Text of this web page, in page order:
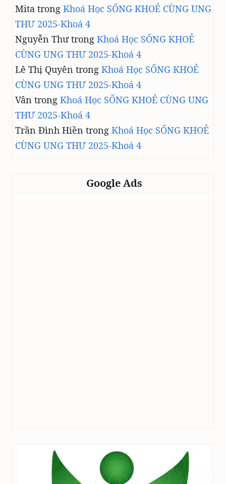
Mita trong Khoá Học SỐNG KHOẺ CÙNG UNG
THƯ 2025-Khoá 4
Nguyễn Thưtrong Khoá Học SỐNG KHOẺ
CÙNG UNG THƯ 2025-Khoá 4
Lê Thị Quyên trong Khoá Học SỐNG KHOẺ
CÙNG UNG THƯ 2025-Khoá 4
Vân trong Khoá Học SỐNG KHOẺ CÙNG UNG
THƯ 2025-Khoá 4
Trần Đình Hiền trong Khoá Học SỐNG KHOẺ
CÙNG UNG THƯ 2025-Khoá 4
Google Ads